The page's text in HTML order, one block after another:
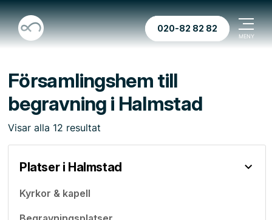
020-82 82 82
Församlingshem till
begravning i Halmstad
Visar alla 12 resultat
Platser i Halmstad
Kyrkor & kapell